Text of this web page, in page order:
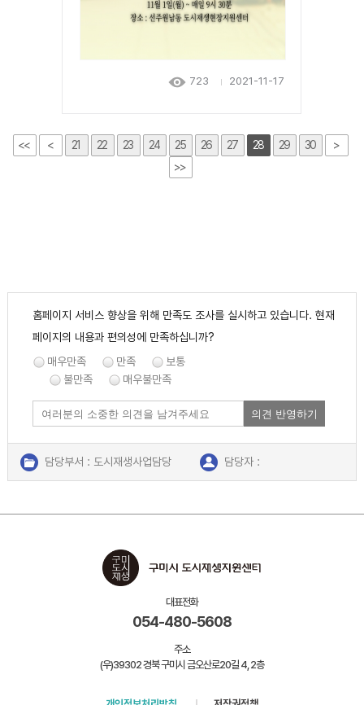
723 2021-11-17
<< < 21 22 23 24 25 26 27 28 29 30
>
>>
홈페이지 서비스 향상을 위해 만족도 조사를 실시하고 있습니다. 현재
페이지의 내용과 편의성에 만족하십니까?
매우만족
만족
보통
불만족
매우불만족
의견 반영하기
담당부서 : 도시재생사업담당 담당자 :
대표전화
054-480-5608
주소
(우)39302 경북 구미시 금오산로20길 4, 2층